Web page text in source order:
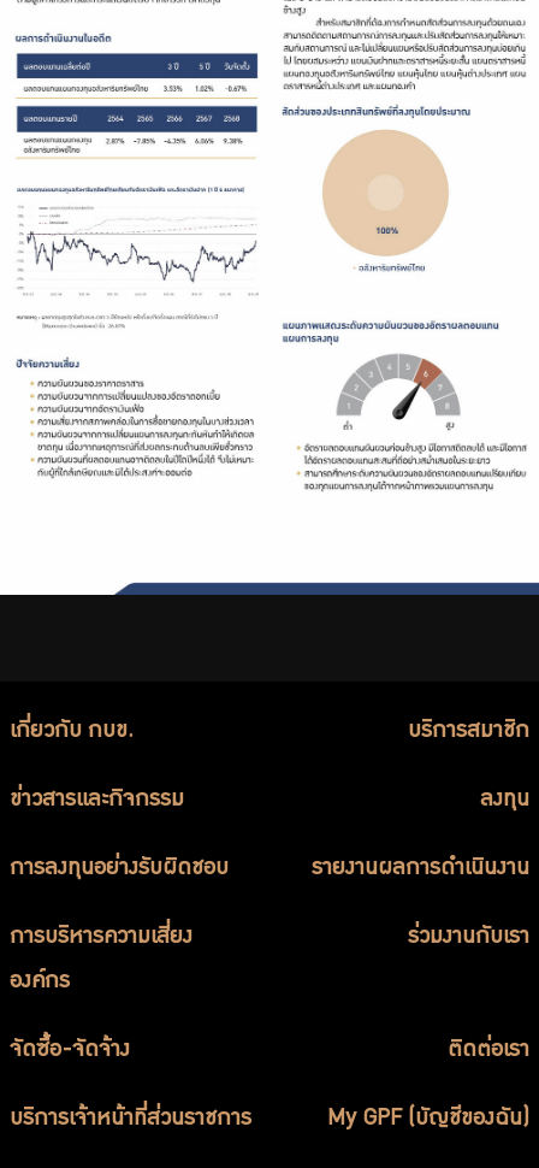
เกี่ยวกับ กบข. บริการสมาชิก
ข่าวสารและกิจกรรม ลงทุน
การลงทุนอย่างรับผิดชอบ รายงานผลการดำเนินงาน
การบริหารความเสี่ยง
องค์กร
ร่วมงานกับเรา
จัดซื้อ-จัดจ้าง ติดต่อเรา
บริการเจ้าหน้าที่ส่วนราชการ My GPF (บัญชีของฉัน)